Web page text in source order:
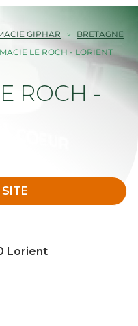
GIPHAR
BRETAGNE
LE ROCH - LORIENT
ROCH -
Lorient